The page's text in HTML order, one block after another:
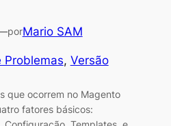
porMario SAM
Problemas, Versão
que ocorrem no Magento
fatores básicos: